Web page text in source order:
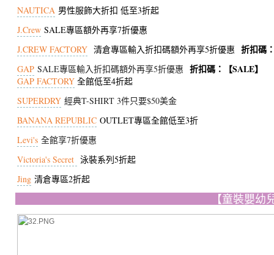
NAUTICA 男性服飾大折扣 低至3折起
J.Crew SALE專區額外再享7折優惠
J.CREW FACTORY 清倉專區輸入折扣碼額外再享5折優惠 折扣碼
GAP SALE專區輸入折扣碼額外再享5折優惠 折扣碼：【SALE】
GAP FACTORY 全館低至4折起
SUPERDRY經典T-SHIRT 3件只要$50美金
BANANA REPUBLIC OUTLET專區全館低至3折
Levi's 全館享7折優惠
Victoria's Secret 泳裝系列5折起
Jing 清倉專區2折起
【童裝嬰幼